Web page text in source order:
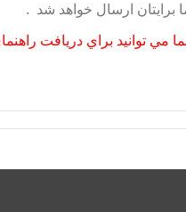
برايتان ارسال خواهد شد .
مي توانيد براي دريافت